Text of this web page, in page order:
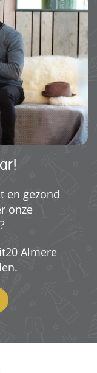
en gezond
onze
Almere